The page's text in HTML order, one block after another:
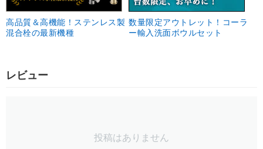
高品質＆高機能！ステンレス製
混合栓の最新機種
数量限定アウトレット！コーラ
ー輸入洗面ボウルセット
レビュー
投稿はありません